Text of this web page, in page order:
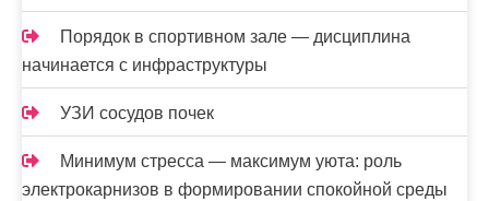
Порядок в спортивном зале — дисциплина
начинается с инфраструктуры
УЗИ сосудов почек
Минимум стресса — максимум уюта: роль
электрокарнизов в формировании спокойной среды